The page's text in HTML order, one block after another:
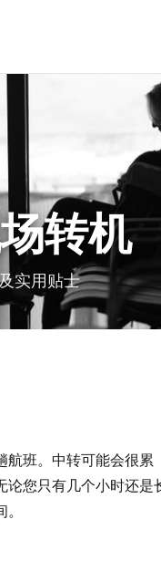
转机
实用贴士
航班。中转可能会很累
论您只有几个小时还是